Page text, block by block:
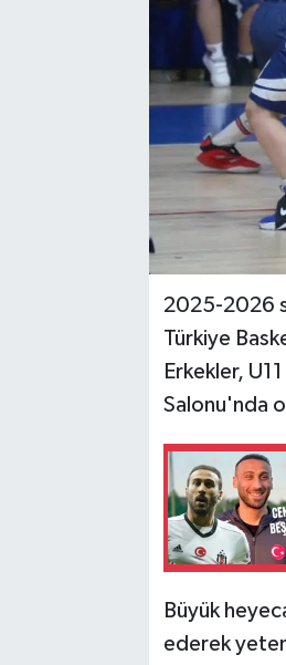
2025-2026
Türkiye
Erkekler,
Salonu'nda
Büyük
ederek
TEKNOLOJİ